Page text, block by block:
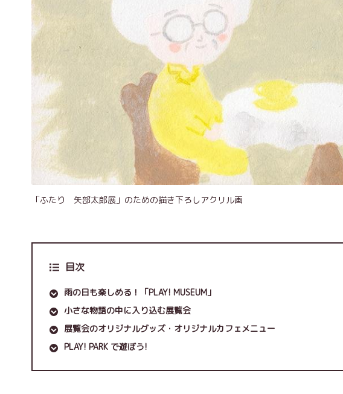
「ふたり 矢部太郎展」のための描き下ろしアクリル画
目次
雨の日も楽しめる！「PLAY! MUSEUM」
小さな物語の中に入り込む展覧会
展覧会のオリジナルグッズ・オリジナルカフェメニュー
PLAY! PARK で遊ぼう!